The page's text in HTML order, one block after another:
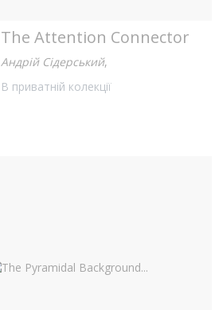
The Attention Connector
Андрій Сідерський,
В приватній колекції